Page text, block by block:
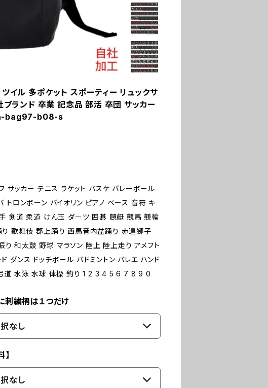
イル 多ポケット スポーティー リュックサ
ブランド 卒業 記念品 部活 卒団 サッカー
a-bag97-b08-s
ッカー テニス ラケット バスケ バレーボール
トロンボーン バイオリン ピアノ ベース 音符 キ
剣道 柔道 けん玉 ダーツ 囲碁 競艇 競馬 競輪
歌舞伎 郡上踊り 西馬音内盆踊り 赤連獅子
和太鼓 野球 マラソン 陸上 陸上走り アメフト
ダンス ドッチボール バドミントン バレエ ハンド
弓道 水泳 水球 体操 釣り 1 2 3 4 5 6 7 8 9 0
刺繍柄は１つだけ
なし
なし